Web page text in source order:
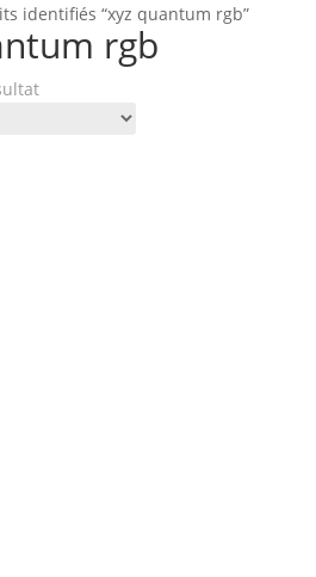
identifiés “xyz quantum rgb”
rgb